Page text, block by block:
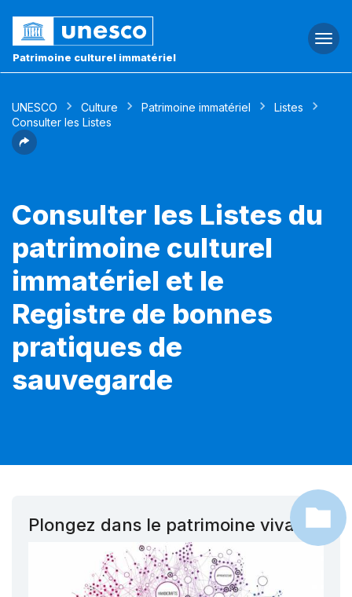
Patrimoine culturel immatériel
UNESCO Culture Patrimoine immatériel
Listes
Consulter les Listes
Consulter les Listes du
patrimoine culturel
immatériel et le
Registre de bonnes
pratiques de
sauvegarde
Plongez dans le patrimoine vivant !